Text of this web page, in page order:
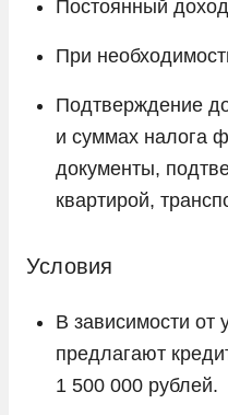
Постоянный
При
Подтверждение
и суммах налога
документы,
квартирой,
Условия
В зависимости от
предлагают
1 500 000 рублей.